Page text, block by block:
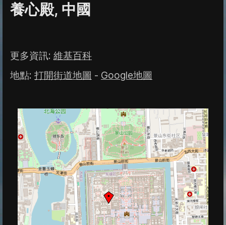
養心殿, 中國
更多資訊: 維基百科
地點: 打開街道地圖 - Google地圖